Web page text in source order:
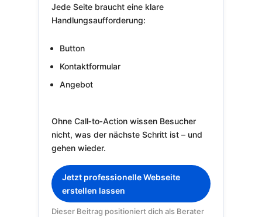
Jede Seite braucht eine klare
Handlungsaufforderung:
Button
Kontaktformular
Angebot
Ohne Call‑to‑Action wissen Besucher
nicht, was der nächste Schritt ist – und
gehen wieder.
Jetzt professionelle Webseite
erstellen lassen
Dieser Beitrag positioniert dich als Berater